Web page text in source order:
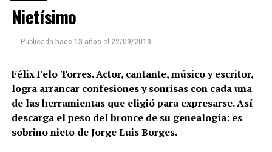
Nietísimo
Publicada hace 13 años el 22/09/2013
Félix Felo Torres. Actor, cantante, músico y escritor,
logra arrancar confesiones y sonrisas con cada una
de las herramientas que eligió para expresarse. Así
descarga el peso del bronce de su genealogía: es
sobrino nieto de Jorge Luis Borges.